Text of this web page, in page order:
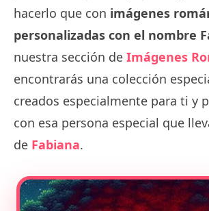
hacerlo que con imágenes
personalizadas con el nombre
nuestra sección de Imágenes
encontrarás una colección
creados especialmente para ti y
con esa persona especial que
de Fabiana.